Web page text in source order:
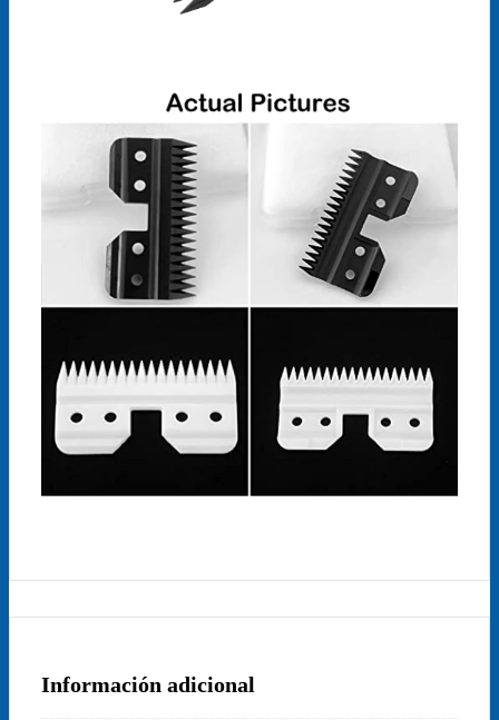
Información adicional